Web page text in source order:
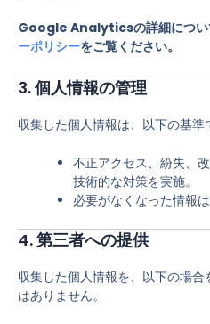
Google Analyticsの詳細につい
ーポリシーをご覧ください。
3.個人情報の管理
収集した個人情報は、以下の基準
不正アクセス、紛失、
技術的な対策を実施。
必要がなくなった情報
4.第三者への提供
収集した個人情報を、以下の場
はありません。